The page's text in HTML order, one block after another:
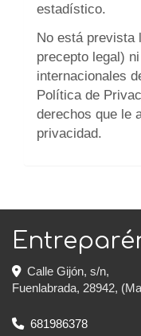
estadístico.
No está prevista
precepto legal)
internacionales
Política de
derechos que le
privacidad.
Calle Gijón, s/n,
Fuenlabrada, 28942,
681986378